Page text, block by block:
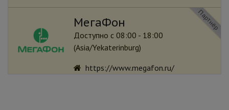
МегаФон Партнёр
Доступно с 08:00 - 18:00
(Asia/Yekaterinburg)
https://www.megafon.ru/